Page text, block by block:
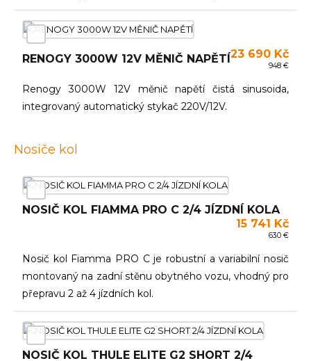
RENOGY 3000W 12V MĚNIČ NAPĚTÍ23 690 Kč
948 €
Renogy 3000W 12V měnič napětí čistá sinusoida,
integrovaný automatický stykač 220V/12V.
Nosiče kol
NOSIČ KOL FIAMMA PRO C 2/4 JÍZDNÍ KOLA
15 741 Kč
630 €
Nosič kol Fiamma PRO C je robustní a variabilní nosič
montovaný na zadní stěnu obytného vozu, vhodný pro
přepravu 2 až 4 jízdních kol.
NOSIČ KOL THULE ELITE G2 SHORT 2/4